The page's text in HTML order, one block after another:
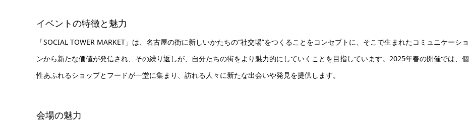
イベントの特徴と魅力
「SOCIAL TOWER MARKET」は、名古屋の街に新しいかたちの“社交場”をつくることをコンセプトに、そこで生まれたコミュニケーショ
ンから新たな価値が発信され、その繰り返しが、自分たちの街をより魅力的にしていくことを目指しています。2025年春の開催では、個
性あふれるショップとフードが一堂に集まり、訪れる人々に新たな出会いや発見を提供します。
会場の魅力